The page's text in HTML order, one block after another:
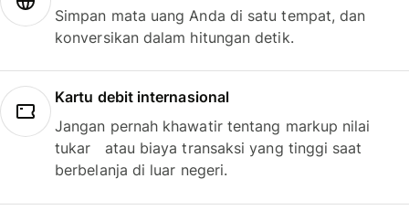
Simpan mata uang Anda di satu tempat, dan
konversikan dalam hitungan detik.
Kartu debit internasional
Jangan pernah khawatir tentang markup nilai
tukar atau biaya transaksi yang tinggi saat
berbelanja di luar negeri.